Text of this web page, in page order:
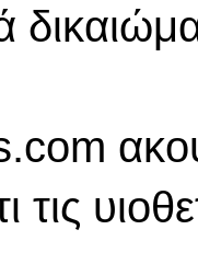
τις